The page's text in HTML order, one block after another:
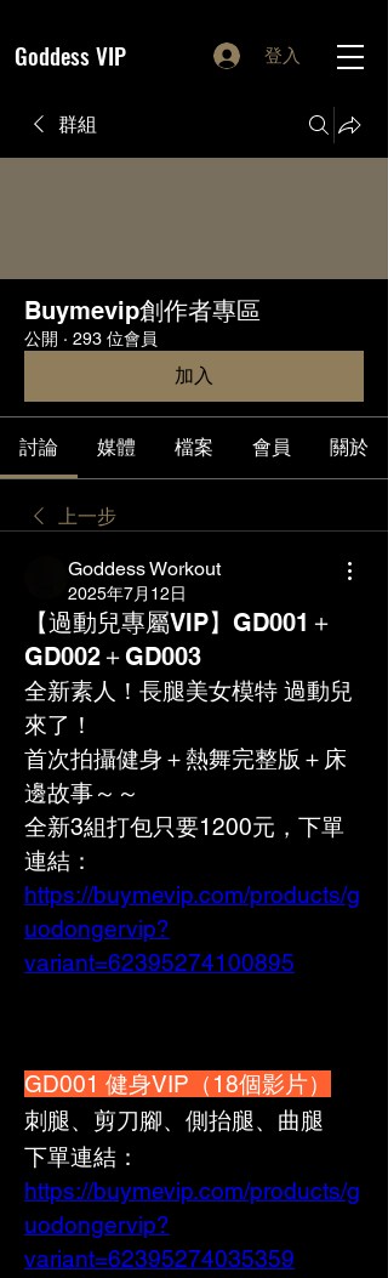
Goddess VIP 登入
群組
Buymevip創作者專區
公開 · 293 位會員
加入
討論 媒體 檔案 會員 關於
上一步
Goddess Workout
2025年7月12日
【過動兒專屬VIP】GD001＋
GD002＋GD003
全新素人！長腿美女模特 過動兒
來了！
首次拍攝健身＋熱舞完整版＋床
邊故事～～
全新3組打包只要1200元，下單
連結：
https://buymevip.com/products/g
uodongervip?
variant=62395274100895
GD001 健身VIP（18個影片）
刺腿、剪刀腳、側抬腿、曲腿
下單連結：
https://buymevip.com/products/g
uodongervip?
variant=62395274035359